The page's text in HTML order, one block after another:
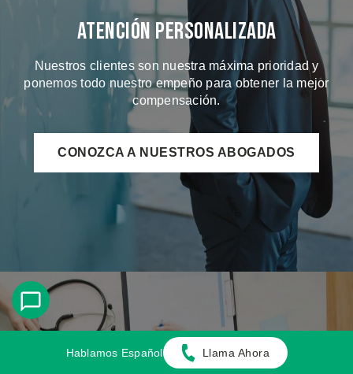
Atención Personalizada
Nuestros clientes son nuestra máxima prioridad y
ponemos todo nuestro empeño para obtener la mejor
compensación.
CONOZCA A NUESTROS ABOGADOS
Hablamos Español Llama Ahora